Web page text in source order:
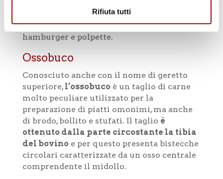
Rifiuta tutti
grasso rende questa zona particolarmente
gustosa e adatta sia al bollito che alla
creazione di piatti con macinato, tra cui
hamburger e polpette.
Ossobuco
Conosciuto anche con il nome di geretto
superiore, l’ossobucoè un taglio di carne
molto peculiare utilizzato per la
preparazione di piatti omonimi, ma anche
di brodo, bollito e stufati. Il taglio è
ottenuto dalla parte circostante la tibia
del bovinoe per questo presenta bistecche
circolari caratterizzate da un osso centrale
comprendente il midollo.